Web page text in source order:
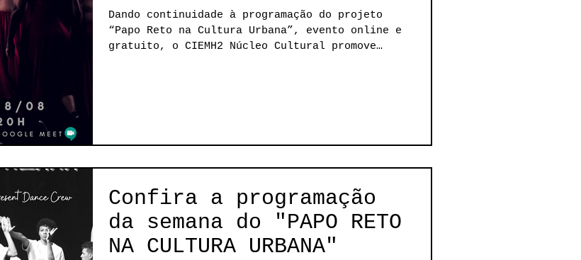
Dando continuidade à programação do projeto
“Papo Reto na Cultura Urbana”, evento online e
gratuito, o CIEMH2 Núcleo Cultural promove
Confira a programação
da semana do "PAPO RETO
NA CULTURA URBANA"